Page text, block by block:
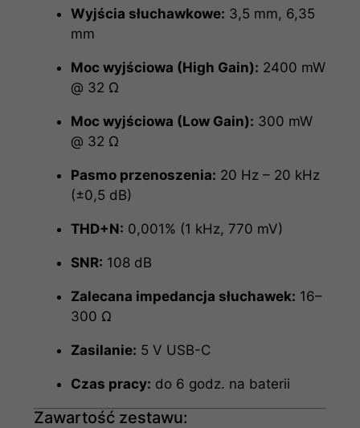
Wyjścia słuchawkowe: 3,5 mm, 6,35
mm
Moc wyjściowa (High Gain): 2400 mW
@ 32 Ω
Moc wyjściowa (Low Gain): 300 mW
@ 32 Ω
Pasmo przenoszenia: 20 Hz – 20 kHz
(±0,5 dB)
THD+N: 0,001% (1 kHz, 770 mV)
SNR: 108 dB
Zalecana impedancja słuchawek: 16–
300 Ω
Zasilanie: 5 V USB-C
Czas pracy: do 6 godz. na baterii
Zawartość zestawu: